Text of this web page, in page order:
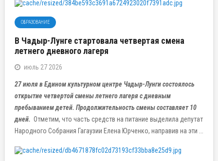
ОБРАЗОВАНИЕ
В Чадыр-Лунге стартовала четвертая смена
летнего дневного лагеря
июль 27 2026
27 июля в Едином культурном центре Чадыр-Лунги состоялось
открытие четвертой смены летнего лагеря с дневным
пребыванием детей. Продолжительность смены составляет10
дней. Отметим, что часть средств на питание выделила депутат
Народного Собрания Гагаузии Елена Юрченко, направив на эти ...